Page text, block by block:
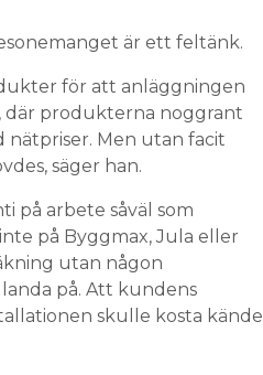
är ett feltänk.
för att anläggningen
där produkterna noggrant
nätpriser. Men utan facit
säger han.
på arbete såväl som
på Byggmax, Jula eller
utan någon
på. Att kundens
skulle kosta kände